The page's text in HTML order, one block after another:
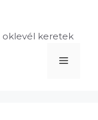
oklevél keretek
Menü